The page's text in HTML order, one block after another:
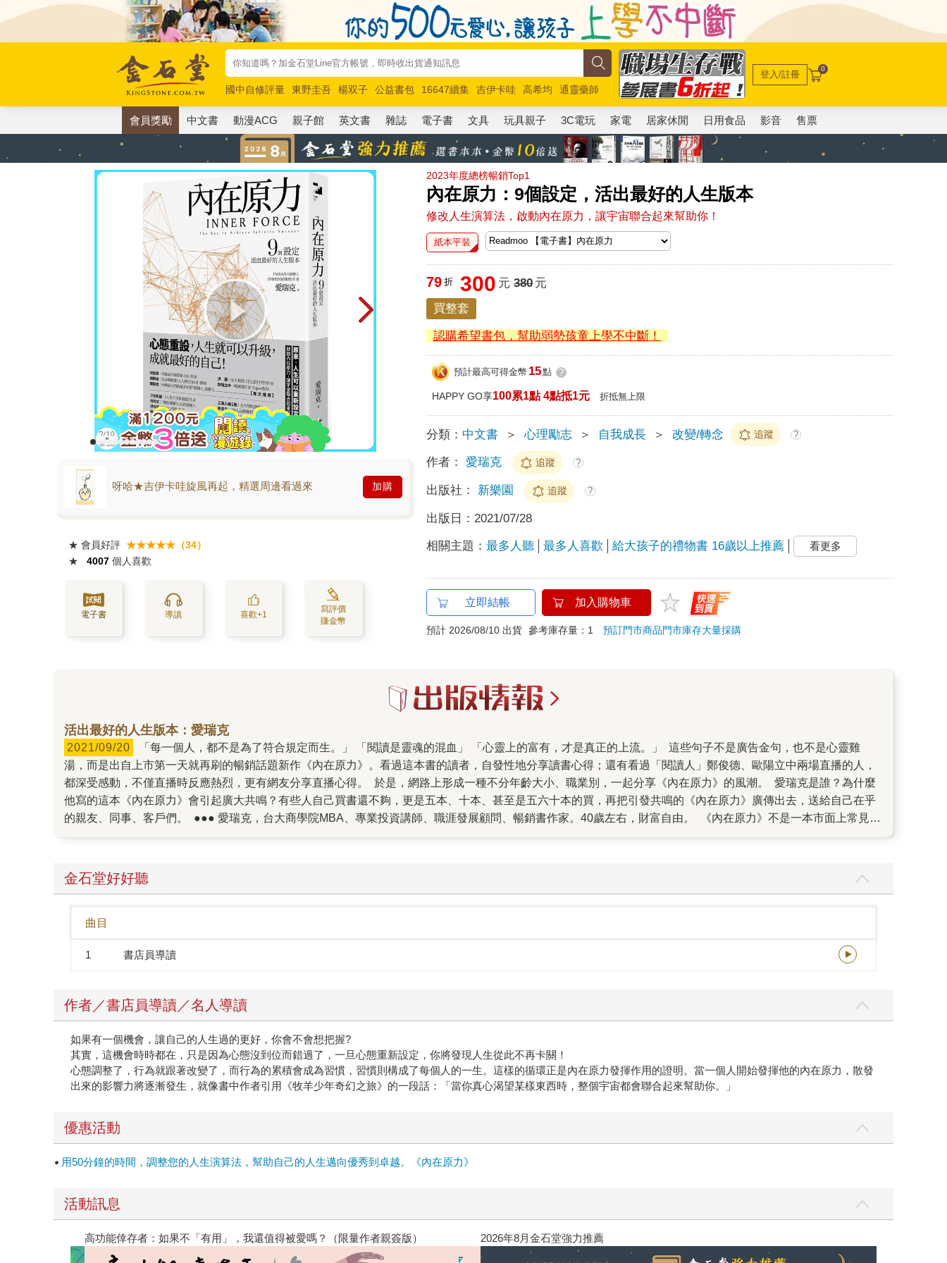
國中自修評量 東野圭吾 楊双子 公益書包 16647續集 吉伊卡哇 高希均
通靈藥師
唯紅花綻放
奧德賽 路邊攤新作 馬斯克 玩具總動員5 超慢跑
登入/註冊 0
會員獎勵 中文書 動漫ACG 親子館 英文書 雜誌 電子書 文具 玩具親子 3C電玩 家電 居家休閒 日用食品 影音 售票
2023年度總榜暢銷Top1
內在原力：9個設定，活出最好的人生版本
修改人生演算法，啟動內在原力，讓宇宙聯合起來幫助你！
呀哈★吉伊卡哇旋風再起，精選周邊看過來 加購
★ 會員好評 ★★★★★（34）
★
4007 個人喜歡
電子書 導讀 喜歡+1
寫評價
賺金幣
紙本平裝
79 折 300 元 380元
買整套
認購希望書包，幫助弱勢孩童上學不中斷！
預計最高可得金幣 15點 ?
HAPPY GO享100累1點 4點抵1元 折抵無上限
分類： 中文書 ＞ 心理勵志 ＞ 自我成長 ＞ 改變/轉念 追蹤 ?
作者： 愛瑞克 追蹤 ?
出版社： 新樂園 追蹤 ?
出版日： 2021/07/28
相關主題：最多人聽 最多人喜歡 給大孩子的禮物書 16歲以上推薦 看更多
立即結帳 加入購物車
預計 2026/08/10 出貨 參考庫存量：1預訂門市商品門市庫存大量採購
活出最好的人生版本：愛瑞克
2021/09/20
湯，而是出自上市第一天就再刷的暢銷話題新作《內在原力》。看過這本書的讀者，自發性地分享讀書心得；還有看過「閱讀人」鄭俊德、歐陽立中兩場直播的人，
都深受感動，不僅直播時反應熱烈，更有網友分享直播心得。 於是，網路上形成一種不分年齡大小、職業別，一起分享《內在原力》的風潮。 愛瑞克是誰？為什麼
他寫的這本《內在原力》會引起廣大共鳴？有些人自己買書還不夠，更是五本、十本、甚至是五六十本的買，再把引發共鳴的《內在原力》廣傳出去，送給自己在乎
的親友、同事、客戶們。 ●●● 愛瑞克，台大商學院MBA、專業投資講師、職涯發展顧問、暢銷書作家。40歲左右，財富自由。 《內在原力》不是一本市面上常見的
《斜槓的50道難題》同樣是暢銷書。那本書是多位作者一起合作的書。從那本書的合作經驗，到目前這本《內在原力》都讓我看到啟動內在原力的人，原來能發揮那
麼大的力量，影響那麼多人。 和愛瑞克一起工作，能讓你看到不同的視野。也看到不同格局高度的人，待人處事有什麼不一樣。 從以前到現在，愛瑞克都一直秉持
著「一人公司」，為自己「全然負責」。他會像經營一家公司一樣經營自己，所以他不會浪費時間抱怨，也懂得整合，將「一人公司」延伸為「一流團隊」，匯集菁
英團隊。這點，從他以前就讀台大商研所時就開始做，成立了跨校的TMBA，最後這個非營利組織，培育出多位創業家和高階專業經理人。 在企畫、出版《斜槓的50
道難題》、《內在原力》時，同樣也是「一人公司」的延伸，整合了許多該領域的專家，一起協作、完善作品。 私底下的愛瑞克也實踐著《內在原力》的心態設定。
我沒聽他抱怨過什麼。有時，因為一些工作上不盡人意的情況，他也都能排解。他深信「沒有壞事」，所以」不會情緒糾結，浪費能量在負面情緒上。有時，他提了
時，他總是比你想得更多，處理得更圓融。難怪，寫這本《內在原力》對他來說，一點也不難。因為他正是用自己的經驗解釋，他如何活出最好的自己、最好的人生
灣共有283所中小學圖書館提出申請，且多半為圖書資源較少之鄉鎮甚至山區學校。 這個過程中，愛瑞克感召了更多的人投入、再把善擴散出去，就像書中提到的：
「只要心態設定正確，人人都可以發揮出無窮的內在原力去連結起周遭的人，聯合起來共同完成各種事情。」 真的是很奇妙，在合作這本書的過程中，愛瑞克總是能
引出你好的那一面，不只是我，讀者或看直播的人也必定能感受到那股強大、源源不絕的內在原力。
金石堂好好聽
曲目
1 書店員導讀
作者／書店員導讀／名人導讀
如果有一個機會，讓自己的人生過的更好，你會不會想把握?
其實，這機會時時都在，只是因為心態沒到位而錯過了，一旦心態重新設定，你將發現人生從此不再卡關！
心態調整了，行為就跟著改變了，而行為的累積會成為習慣，習慣則構成了每個人的一生。這樣的循環正是內在原力發揮作用的證明。當一個人開始發揮他的內在原力，散發
出來的影響力將逐漸發生，就像書中作者引用《牧羊少年奇幻之旅》的一段話：「當你真心渴望某樣東西時，整個宇宙都會聯合起來幫助你。」
優惠活動
用50分鐘的時間，調整您的人生演算法，幫助自己的人生邁向優秀到卓越。《內在原力》
活動訊息
閱讀漫遊錄-2026上半年暢銷榜 高功能倖存者：如果不「有用」，我還值得被愛嗎？（限量作者親簽版）